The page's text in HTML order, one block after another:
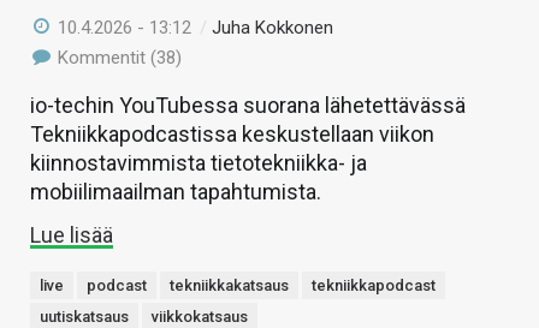
10.4.2026 - 13:12 /Juha Kokkonen
Kommentit (38)
io-techin YouTubessa suorana lähetettävässä
Tekniikkapodcastissa keskustellaan viikon
kiinnostavimmista tietotekniikka- ja
mobiilimaailman tapahtumista.
Lue lisää
live podcast tekniikkakatsaus
tekniikkapodcast
uutiskatsaus
viikkokatsaus